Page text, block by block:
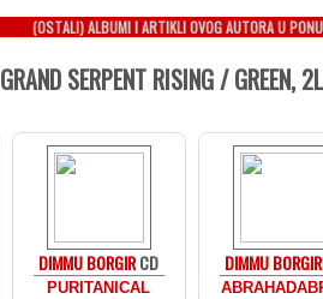
(OSTALI) ALBUMI I ARTIKLI OVOG AUTORA U
GRAND SERPENT RISING / GREEN,
DIMMU BORGIRCD
PURITANICAL
DIMMU BORGIR